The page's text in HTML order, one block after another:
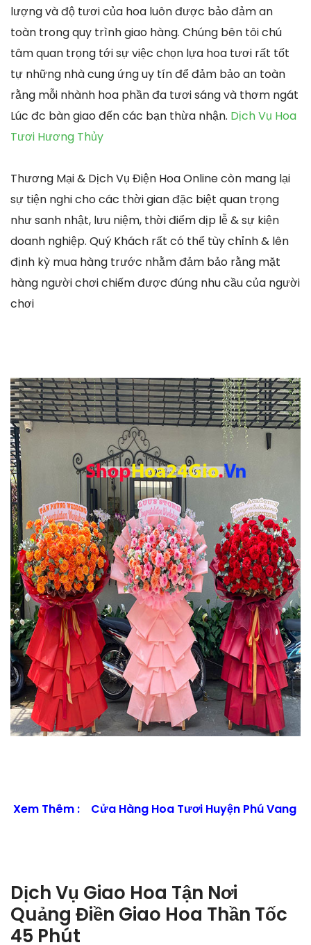
lượng và độ tươi của hoa luôn được bảo đảm an
toàn trong quy trình giao hàng. Chúng bên tôi chú
tâm quan trọng tới sự việc chọn lựa hoa tươi rất tốt
tự những nhà cung ứng uy tín để đảm bảo an toàn
rằng mỗi nhành hoa phần đa tươi sáng và thơm ngát
Lúc đc bàn giao đến các bạn thừa nhận. Dịch Vụ Hoa
Tươi Hương Thủy
Thương Mại & Dịch Vụ Điện Hoa Online còn mang lại
sự tiện nghi cho các thời gian đặc biệt quan trọng
như sanh nhật, lưu niệm, thời điểm dịp lễ & sự kiện
doanh nghiệp. Quý Khách rất có thể tùy chỉnh & lên
định kỳ mua hàng trước nhằm đảm bảo rằng mặt
hàng người chơi chiếm được đúng nhu cầu của người
chơi
Xem Thêm : Cửa Hàng Hoa Tươi Huyện Phú Vang
Dịch Vụ Giao Hoa Tận Nơi
Quảng Điền Giao Hoa Thần Tốc
45 Phút